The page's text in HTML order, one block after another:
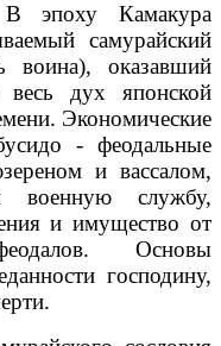
В эпоху Камакура
самурайский
воина), оказавший
весь дух японской
Экономические
- феодальные
и вассалом,
военную службу,
и имущество от
Основы
господину,